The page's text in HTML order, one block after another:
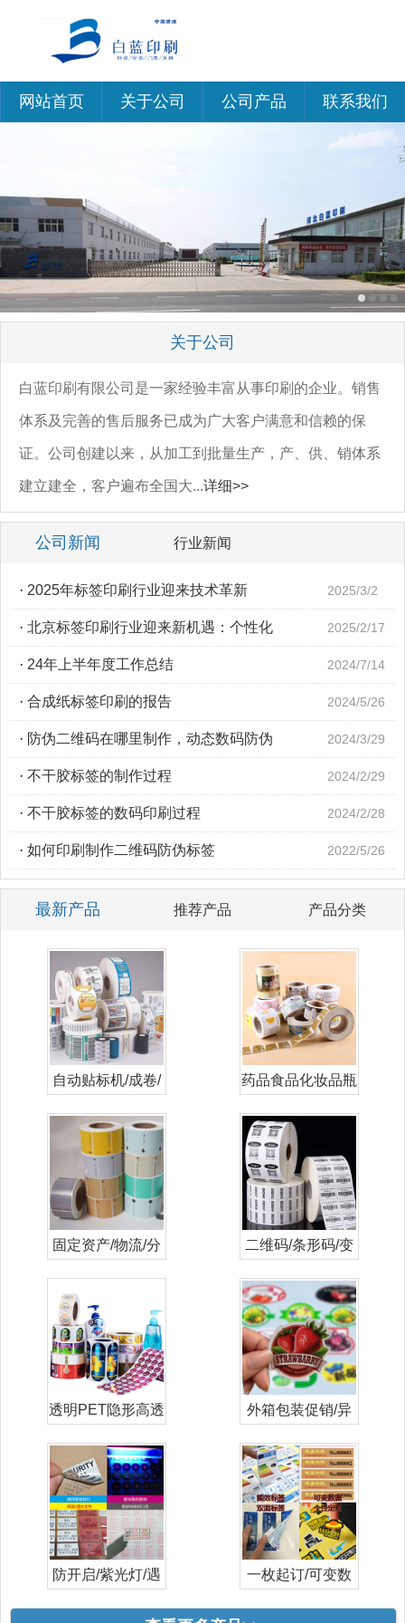
网站首页 关于公司 公司产品 联系我们
关于公司
白蓝印刷有限公司是一家经验丰富从事印刷的企业。销售
体系及完善的售后服务已成为广大客户满意和信赖的保
证。公司创建以来，从加工到批量生产，产、供、销体系
建立建全，客户遍布全国大...详细>>
公司新闻 行业新闻
· 2025年标签印刷行业迎来技术革新 2025/3/2
· 北京标签印刷行业迎来新机遇：个性化 2025/2/17
· 24年上半年度工作总结 2024/7/14
· 合成纸标签印刷的报告 2024/5/26
· 防伪二维码在哪里制作，动态数码防伪 2024/3/29
· 不干胶标签的制作过程 2024/2/29
· 不干胶标签的数码印刷过程 2024/2/28
· 如何印刷制作二维码防伪标签 2022/5/26
最新产品 推荐产品 产品分类
自动贴标机/成卷/
药品食品化妆品瓶
固定资产/物流/分
二维码/条形码/变
透明PET隐形高透
外箱包装促销/异
防开启/紫光灯/遇
一枚起订/可变数